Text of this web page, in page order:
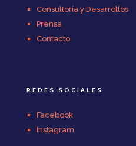
Consultoría y Desarrollos
Prensa
Contacto
REDES SOCIALES
Facebook
Instagram